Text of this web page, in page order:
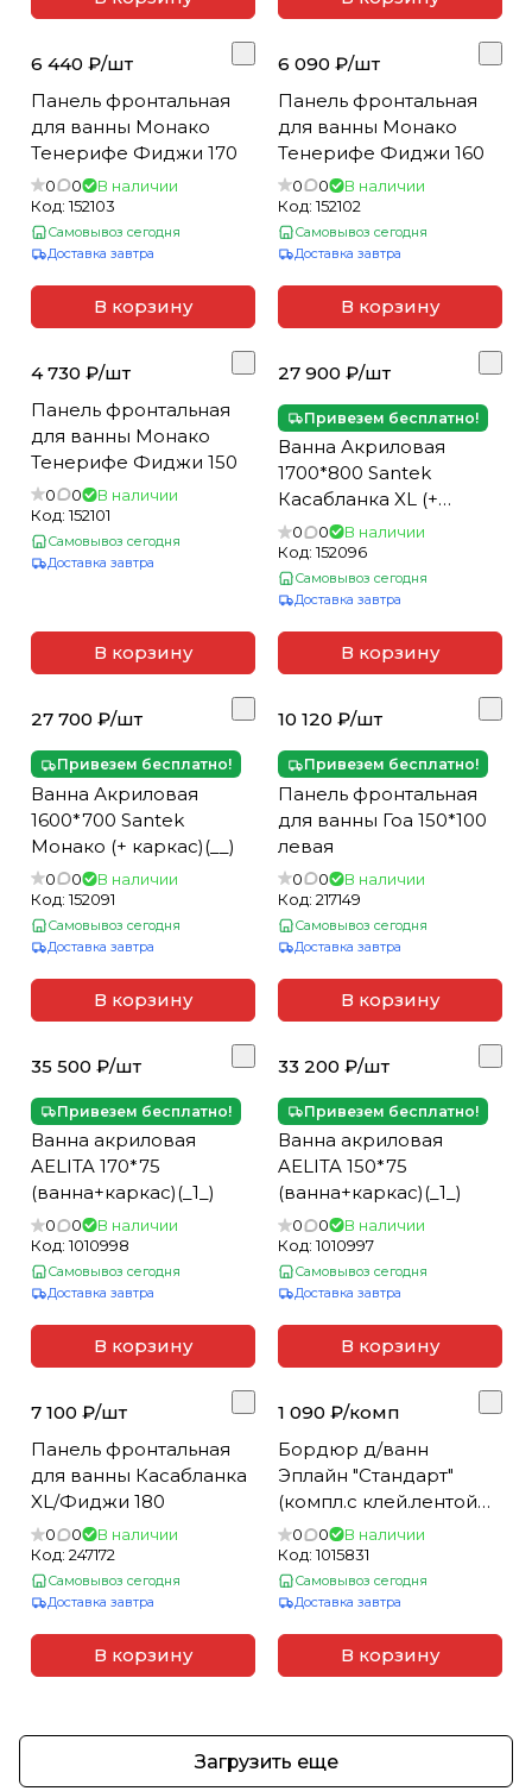
6 440 ₽/шт
Панель фронтальная
для ванны Монако
Тенерифе Фиджи 170
0 0
В наличии
Код:152103
Самовывоз сегодня
Доставка завтра
В корзину
6 090 ₽/шт
Панель фронтальная
для ванны Монако
Тенерифе Фиджи 160
0 0
В наличии
Код:152102
Самовывоз сегодня
Доставка завтра
В корзину
4 730 ₽/шт
Панель фронтальная
для ванны Монако
Тенерифе Фиджи 150
0 0
В наличии
Код:152101
Самовывоз сегодня
Доставка завтра
В корзину
27 900 ₽/шт
Привезем бесплатно!
Ванна Акриловая
1700*800 Santek
Касабланка XL (+
каркас)(__)
0 0
В наличии
Код:152096
Самовывоз сегодня
Доставка завтра
В корзину
27 700 ₽/шт
Привезем бесплатно!
Ванна Акриловая
1600*700 Santek
Монако (+ каркас)(__)
0 0
В наличии
Код:152091
Самовывоз сегодня
Доставка завтра
В корзину
10 120 ₽/шт
Привезем бесплатно!
Панель фронтальная
для ванны Гоа 150*100
левая
0 0
В наличии
Код: 217149
Самовывоз сегодня
Доставка завтра
В корзину
35 500 ₽/шт
Привезем бесплатно!
Ванна акриловая
AELITA 170*75
(ванна+каркас)(_1_)
0 0
В наличии
Код:1010998
Самовывоз сегодня
Доставка завтра
В корзину
33 200 ₽/шт
Привезем бесплатно!
Ванна акриловая
AELITA 150*75
(ванна+каркас)(_1_)
0 0
В наличии
Код:1010997
Самовывоз сегодня
Доставка завтра
В корзину
7 100 ₽/шт
Панель фронтальная
для ванны Касабланка
XL/Фиджи 180
0 0
В наличии
Код: 247172
Самовывоз сегодня
Доставка завтра
В корзину
1 090 ₽/комп
Бордюр д/ванн
Эплайн "Стандарт"
(компл.с клей.лентой
1,8м-2шт,угол
вн-2шт,загл.лев и пр)
0 0
В наличии
Код:1015831
Самовывоз сегодня
Доставка завтра
В корзину
Загрузить еще